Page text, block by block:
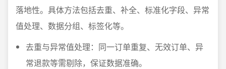
落地性。具体方法包括去重、补全、标准化字段、异常
值处理、数据分组、标签化等。
去重与异常值处理：同一订单重复、无效订单、异
常退款等需剔除，保证数据准确。